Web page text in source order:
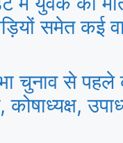
समेत कई
चुनाव से